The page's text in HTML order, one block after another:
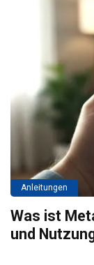
Anleitungen
Was ist
und